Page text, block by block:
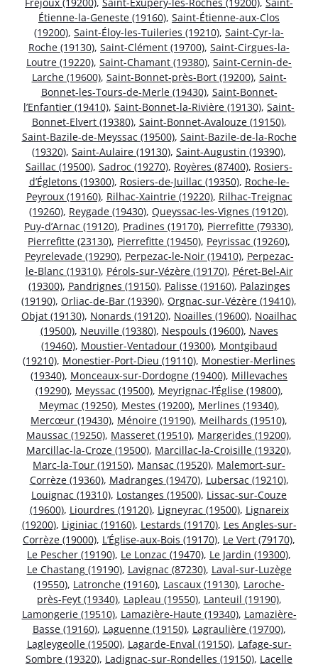
Étienne-la-Geneste (19160), Saint-Étienne-aux-Clos
(19200), Saint-Éloy-les-Tuileries (19210), Saint-Cyr-la-
Roche (19130), Saint-Clément (19700), Saint-Cirgues-la-
Loutre (19220), Saint-Chamant (19380), Saint-Cernin-de-
Larche (19600), Saint-Bonnet-près-Bort (19200), Saint-
Bonnet-les-Tours-de-Merle (19430), Saint-Bonnet-
l’Enfantier (19410), Saint-Bonnet-la-Rivière (19130), Saint-
Bonnet-Elvert (19380), Saint-Bonnet-Avalouze (19150),
Saint-Bazile-de-Meyssac (19500), Saint-Bazile-de-la-Roche
(19320), Saint-Aulaire (19130), Saint-Augustin (19390),
Saillac (19500), Sadroc (19270), Royères (87400), Rosiers-
d’Égletons (19300), Rosiers-de-Juillac (19350), Roche-le-
Peyroux (19160), Rilhac-Xaintrie (19220), Rilhac-Treignac
(19260), Reygade (19430), Queyssac-les-Vignes (19120),
Puy-d’Arnac (19120), Pradines (19170), Pierrefitte (79330),
Pierrefitte (23130), Pierrefitte (19450), Peyrissac (19260),
Peyrelevade (19290), Perpezac-le-Noir (19410), Perpezac-
le-Blanc (19310), Pérols-sur-Vézère (19170), Péret-Bel-Air
(19300), Pandrignes (19150), Palisse (19160), Palazinges
(19190), Orliac-de-Bar (19390), Orgnac-sur-Vézère (19410),
Objat (19130), Nonards (19120), Noailles (19600), Noailhac
(19500), Neuville (19380), Nespouls (19600), Naves
(19460), Moustier-Ventadour (19300), Montgibaud
(19210), Monestier-Port-Dieu (19110), Monestier-Merlines
(19340), Monceaux-sur-Dordogne (19400), Millevaches
(19290), Meyssac (19500), Meyrignac-l’Église (19800),
Meymac (19250), Mestes (19200), Merlines (19340),
Mercœur (19430), Ménoire (19190), Meilhards (19510),
Maussac (19250), Masseret (19510), Margerides (19200),
Marcillac-la-Croze (19500), Marcillac-la-Croisille (19320),
Marc-la-Tour (19150), Mansac (19520), Malemort-sur-
Corrèze (19360), Madranges (19470), Lubersac (19210),
Louignac (19310), Lostanges (19500), Lissac-sur-Couze
(19600), Liourdres (19120), Ligneyrac (19500), Lignareix
(19200), Liginiac (19160), Lestards (19170), Les Angles-sur-
Corrèze (19000), L’Église-aux-Bois (19170), Le Vert (79170),
Le Pescher (19190), Le Lonzac (19470), Le Jardin (19300),
Le Chastang (19190), Lavignac (87230), Laval-sur-Luzège
(19550), Latronche (19160), Lascaux (19130), Laroche-
près-Feyt (19340), Lapleau (19550), Lanteuil (19190),
Lamongerie (19510), Lamazière-Haute (19340), Lamazière-
Basse (19160), Laguenne (19150), Lagraulière (19700),
Lagleygeolle (19500), Lagarde-Enval (19150), Lafage-sur-
Sombre (19320), Ladignac-sur-Rondelles (19150), Lacelle